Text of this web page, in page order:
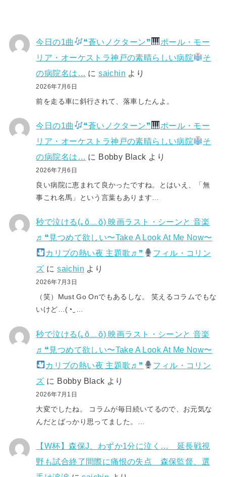
今日の1曲 ❝蒼いノクターン❞
ポール・モー
リア・オーケストラ神戸の素晴らしい病院
そ
の病院名は…
にsaichin より
2026年7月6日
前を走る車に斜行されて、落車したんよ。
今日の1曲 ❝蒼いノクターン❞
ポール・モー
リア・オーケストラ神戸の素晴らしい病院
そ
の病院名は… に Bobby Black より
2026年7月6日
良い病院に恵まれて良かったですね。とはいえ、「無
事これ名馬」という言葉もあります…
秒で泣ける(⁠｡⁠ŏ⁠﹏⁠ŏ⁠) 映画ラスト・シーンと 音楽
♬❝見つめて欲しい〜Take A Look At Me Now〜
カリブの熱い夜 主題歌♬❞
フィル・コリン
ズ にsaichin より
2026年7月3日
（笑）Must Go Onでもあるしな。 笑えるコラムでもな
いけど…(⁠◔⁠‿⁠…
秒で泣ける(⁠｡⁠ŏ⁠﹏⁠ŏ⁠) 映画ラスト・シーンと 音楽
♬❝見つめて欲しい〜Take A Look At Me Now〜
カリブの熱い夜 主題歌♬❞
フィル・コリン
ズ に Bobby Black より
2026年7月1日
大変でしたね。 コラムが毎日続いてるので、お元気な
んだとばっかり思ってました。…
【W杯】森保J、わずか1分に泣く… 延長戦視
野も試合終了間際に痛恨の失点 森保監督、選